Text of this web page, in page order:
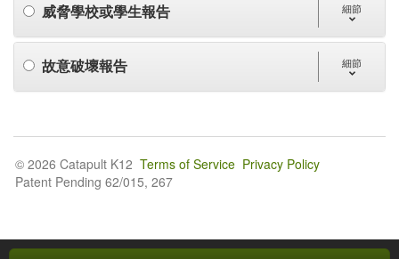
威脅學校或學生報告 細節
故意破壞報告 細節
© 2026 Catapult K12 Terms of Service Privacy Policy
Patent Pending 62/015, 267